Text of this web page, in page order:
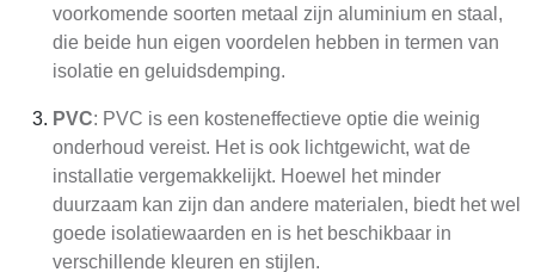
voorkomende soorten metaal zijn aluminium en staal,
die beide hun eigen voordelen hebben in termen van
isolatie en geluidsdemping.
PVC: PVC is een kosteneffectieve optie die weinig
onderhoud vereist. Het is ook lichtgewicht, wat de
installatie vergemakkelijkt. Hoewel het minder
duurzaam kan zijn dan andere materialen, biedt het wel
goede isolatiewaarden en is het beschikbaar in
verschillende kleuren en stijlen.